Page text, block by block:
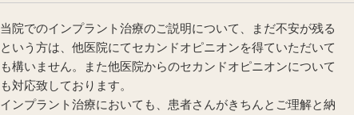
当院でのインプラント治療のご説明について、まだ不安が残る
という方は、他医院にてセカンドオピニオンを得ていただいて
も構いません。また他医院からのセカンドオピニオンについて
も対応致しております。
インプラント治療においても、患者さんがきちんとご理解と納